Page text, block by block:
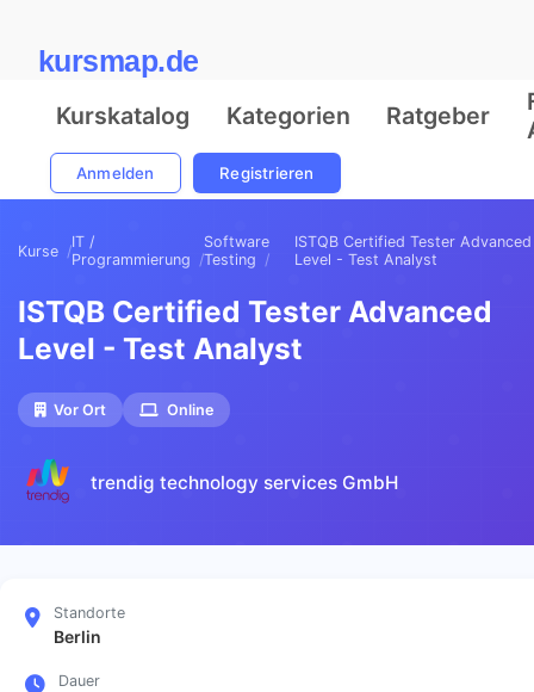
kursmap.de
Kurskatalog Kategorien Ratgeber
Anmelden Registrieren
Kurse
IT /
Programmierung
Software
Testing
ISTQB Certified Tester Advanced
Level - Test Analyst
ISTQB Certified Tester Advanced
Level - Test Analyst
Vor Ort Online
trendig technology services GmbH
Standorte
Berlin
Dauer